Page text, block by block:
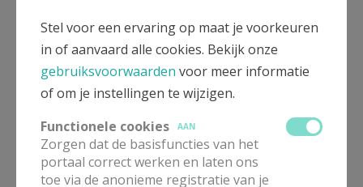
Meer
Artikel
Stel voor een ervaring op maat je voorkeuren
in of aanvaard alle cookies. Bekijk onze
gebruiksvoorwaarden voor meer informatie
of om je instellingen te wijzigen.
Functionele cookies
AAN
Zorgen dat de basisfuncties van het
portaal correct werken en laten ons
toe via de anonieme registratie van je